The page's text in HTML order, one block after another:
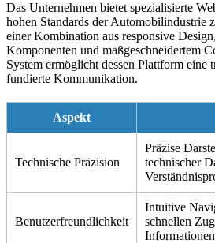
Das Unternehmen bietet spezialisierte
hohen Standards der Automobilindustrie
einer Kombination aus responsive
Komponenten und maßgeschneidertem
System ermöglicht dessen Plattform eine
fundierte Kommunikation.
Aspekt
Technische Präzision
Präzise
technischer
Benutzerfreundlichkeit
Intuitive
schnellen
Informationen